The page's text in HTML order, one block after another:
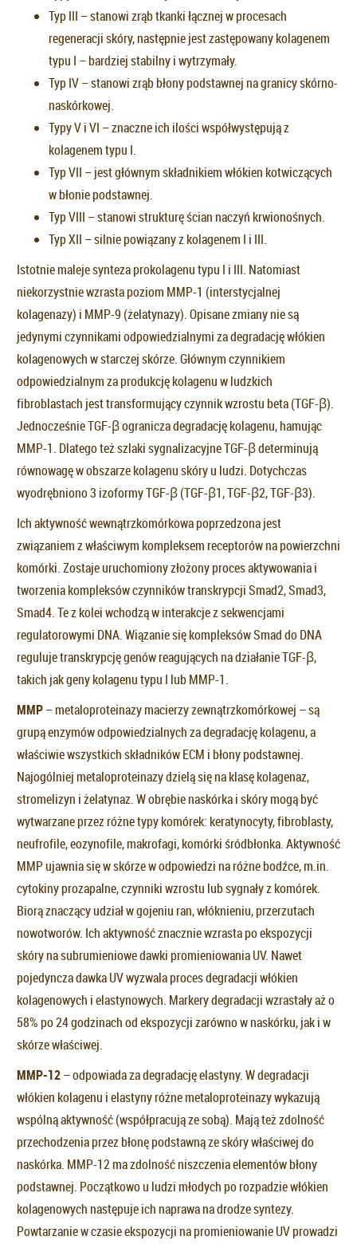
Typ III – stanowi zrąb tkanki łącznej w procesach
regeneracji skóry, następnie jest zastępowany kolagenem
typu I – bardziej stabilny i wytrzymały.
Typ IV – stanowi zrąb błony podstawnej na granicy skórno-
naskórkowej.
Typy V i VI – znaczne ich ilości współwystępują z
kolagenem typu I.
Typ VII – jest głównym składnikiem włókien kotwiczących
w błonie podstawnej.
Typ VIII – stanowi strukturę ścian naczyń krwionośnych.
Typ XII – silnie powiązany z kolagenem I i III.
Istotnie maleje synteza prokolagenu typu I i III. Natomiast
niekorzystnie wzrasta poziom MMP-1 (interstycjalnej
kolagenazy) i MMP-9 (żelatynazy). Opisane zmiany nie są
jedynymi czynnikami odpowiedzialnymi za degradację włókien
kolagenowych w starczej skórze. Głównym czynnikiem
odpowiedzialnym za produkcję kolagenu w ludzkich
fibroblastach jest transformujący czynnik wzrostu beta (TGF-β).
Jednocześnie TGF-β ogranicza degradację kolagenu, hamując
MMP-1. Dlatego też szlaki sygnalizacyjne TGF-β determinują
równowagę w obszarze kolagenu skóry u ludzi. Dotychczas
wyodrębniono 3 izoformy TGF-β (TGF-β1, TGF-β2, TGF-β3).
Ich aktywność wewnątrzkomórkowa poprzedzona jest
związaniem z właściwym kompleksem receptorów na powierzchni
komórki. Zostaje uruchomiony złożony proces aktywowania i
tworzenia kompleksów czynników transkrypcji Smad2, Smad3,
Smad4. Te z kolei wchodzą w interakcje z sekwencjami
regulatorowymi DNA. Wiązanie się kompleksów Smad do DNA
reguluje transkrypcję genów reagujących na działanie TGF-β,
takich jak geny kolagenu typu I lub MMP-1.
MMP– metaloproteinazy macierzy zewnątrzkomórkowej – są
grupą enzymów odpowiedzialnych za degradację kolagenu, a
właściwie wszystkich składników ECM i błony podstawnej.
Najogólniej metaloproteinazy dzielą się na klasę kolagenaz,
stromelizyn i żelatynaz. W obrębie naskórka i skóry mogą być
wytwarzane przez różne typy komórek: keratynocyty, fibroblasty,
neufrofile, eozynofile, makrofagi, komórki śródbłonka. Aktywność
MMP ujawnia się w skórze w odpowiedzi na różne bodźce, m.in.
cytokiny prozapalne, czynniki wzrostu lub sygnały z komórek.
Biorą znaczący udział w gojeniu ran, włóknieniu, przerzutach
nowotworów. Ich aktywność znacznie wzrasta po ekspozycji
skóry na subrumieniowe dawki promieniowania UV. Nawet
pojedyncza dawka UV wyzwala proces degradacji włókien
kolagenowych i elastynowych. Markery degradacji wzrastały aż o
58% po 24 godzinach od ekspozycji zarówno w naskórku, jak i w
skórze właściwej.
MMP-12– odpowiada za degradację elastyny. W degradacji
włókien kolagenu i elastyny różne metaloproteinazy wykazują
wspólną aktywność (współpracują ze sobą). Mają też zdolność
przechodzenia przez błonę podstawną ze skóry właściwej do
naskórka. MMP-12 ma zdolność niszczenia elementów błony
podstawnej. Początkowo u ludzi młodych po rozpadzie włókien
kolagenowych następuje ich naprawa na drodze syntezy.
Powtarzanie w czasie ekspozycji na promieniowanie UV prowadzi